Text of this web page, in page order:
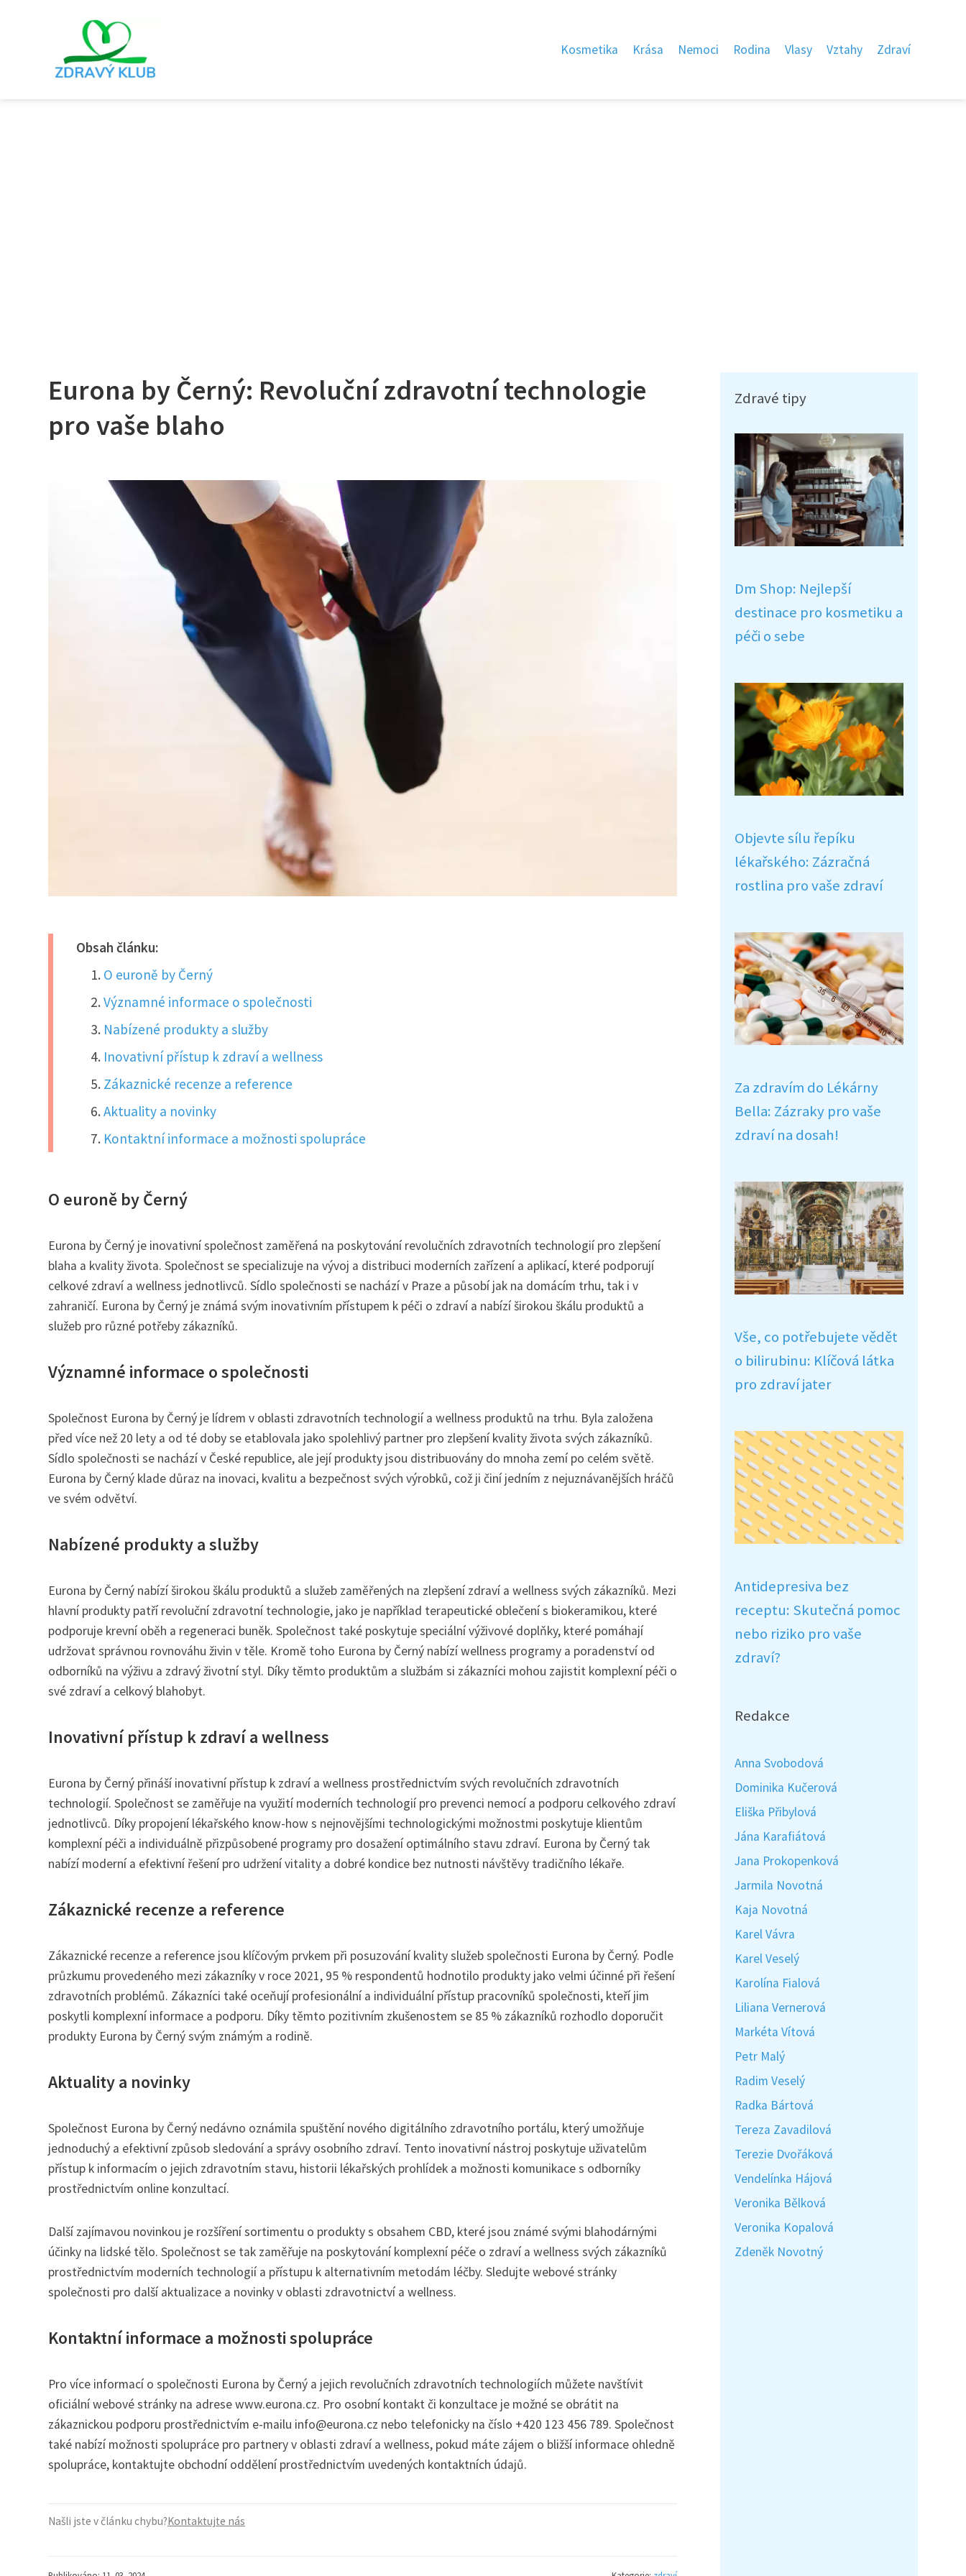
Kosmetika Krása Nemoci Rodina Vlasy Vztahy Zdraví
Eurona by Černý: Revoluční zdravotní technologie
pro vaše blaho
Obsah článku:
O euroně by Černý
Významné informace o společnosti
Nabízené produkty a služby
Inovativní přístup k zdraví a wellness
Zákaznické recenze a reference
Aktuality a novinky
Kontaktní informace a možnosti spolupráce
O euroně by Černý
Eurona by Černý je inovativní společnost zaměřená na poskytování revolučních zdravotních technologií pro zlepšení
blaha a kvality života. Společnost se specializuje na vývoj a distribuci moderních zařízení a aplikací, které podporují
celkové zdraví a wellness jednotlivců. Sídlo společnosti se nachází v Praze a působí jak na domácím trhu, tak i v
zahraničí. Eurona by Černý je známá svým inovativním přístupem k péči o zdraví a nabízí širokou škálu produktů a
služeb pro různé potřeby zákazníků.
Významné informace o společnosti
Společnost Eurona by Černý je lídrem v oblasti zdravotních technologií a wellness produktů na trhu. Byla založena
před více než 20 lety a od té doby se etablovala jako spolehlivý partner pro zlepšení kvality života svých zákazníků.
Sídlo společnosti se nachází v České republice, ale její produkty jsou distribuovány do mnoha zemí po celém světě.
Eurona by Černý klade důraz na inovaci, kvalitu a bezpečnost svých výrobků, což ji činí jedním z nejuznávanějších hráčů
ve svém odvětví.
Nabízené produkty a služby
Eurona by Černý nabízí širokou škálu produktů a služeb zaměřených na zlepšení zdraví a wellness svých zákazníků. Mezi
hlavní produkty patří revoluční zdravotní technologie, jako je například terapeutické oblečení s biokeramikou, které
podporuje krevní oběh a regeneraci buněk. Společnost také poskytuje speciální výživové doplňky, které pomáhají
udržovat správnou rovnováhu živin v těle. Kromě toho Eurona by Černý nabízí wellness programy a poradenství od
odborníků na výživu a zdravý životní styl. Díky těmto produktům a službám si zákazníci mohou zajistit komplexní péči o
své zdraví a celkový blahobyt.
Inovativní přístup k zdraví a wellness
Eurona by Černý přináší inovativní přístup k zdraví a wellness prostřednictvím svých revolučních zdravotních
technologií. Společnost se zaměřuje na využití moderních technologií pro prevenci nemocí a podporu celkového zdraví
jednotlivců. Díky propojení lékařského know-how s nejnovějšími technologickými možnostmi poskytuje klientům
komplexní péči a individuálně přizpůsobené programy pro dosažení optimálního stavu zdraví. Eurona by Černý tak
nabízí moderní a efektivní řešení pro udržení vitality a dobré kondice bez nutnosti návštěvy tradičního lékaře.
Zákaznické recenze a reference
Zákaznické recenze a reference jsou klíčovým prvkem při posuzování kvality služeb společnosti Eurona by Černý. Podle
průzkumu provedeného mezi zákazníky v roce 2021, 95 % respondentů hodnotilo produkty jako velmi účinné při řešení
zdravotních problémů. Zákazníci také oceňují profesionální a individuální přístup pracovníků společnosti, kteří jim
poskytli komplexní informace a podporu. Díky těmto pozitivním zkušenostem se 85 % zákazníků rozhodlo doporučit
produkty Eurona by Černý svým známým a rodině.
Aktuality a novinky
Společnost Eurona by Černý nedávno oznámila spuštění nového digitálního zdravotního portálu, který umožňuje
jednoduchý a efektivní způsob sledování a správy osobního zdraví. Tento inovativní nástroj poskytuje uživatelům
přístup k informacím o jejich zdravotním stavu, historii lékařských prohlídek a možnosti komunikace s odborníky
prostřednictvím online konzultací.
Další zajímavou novinkou je rozšíření sortimentu o produkty s obsahem CBD, které jsou známé svými blahodárnými
účinky na lidské tělo. Společnost se tak zaměřuje na poskytování komplexní péče o zdraví a wellness svých zákazníků
prostřednictvím moderních technologií a přístupu k alternativním metodám léčby. Sledujte webové stránky
společnosti pro další aktualizace a novinky v oblasti zdravotnictví a wellness.
Kontaktní informace a možnosti spolupráce
Pro více informací o společnosti Eurona by Černý a jejich revolučních zdravotních technologiích můžete navštívit
oficiální webové stránky na adrese www.eurona.cz. Pro osobní kontakt či konzultace je možné se obrátit na
zákaznickou podporu prostřednictvím e-mailu info@eurona.cz nebo telefonicky na číslo +420 123 456 789. Společnost
také nabízí možnosti spolupráce pro partnery v oblasti zdraví a wellness, pokud máte zájem o bližší informace ohledně
spolupráce, kontaktujte obchodní oddělení prostřednictvím uvedených kontaktních údajů.
Našli jste v článku chybu?Kontaktujte nás
Zdravé tipy
Dm Shop: Nejlepší
destinace pro kosmetiku a
péči o sebe
Objevte sílu řepíku
lékařského: Zázračná
rostlina pro vaše zdraví
Za zdravím do Lékárny
Bella: Zázraky pro vaše
zdraví na dosah!
Vše, co potřebujete vědět
o bilirubinu: Klíčová látka
pro zdraví jater
Antidepresiva bez
receptu: Skutečná pomoc
nebo riziko pro vaše
zdraví?
Redakce
Anna Svobodová
Dominika Kučerová
Eliška Přibylová
Jána Karafiátová
Jana Prokopenková
Jarmila Novotná
Kaja Novotná
Karel Vávra
Karel Veselý
Karolína Fialová
Liliana Vernerová
Markéta Vítová
Petr Malý
Radim Veselý
Radka Bártová
Tereza Zavadilová
Terezie Dvořáková
Vendelínka Hájová
Veronika Bělková
Veronika Kopalová
Zdeněk Novotný